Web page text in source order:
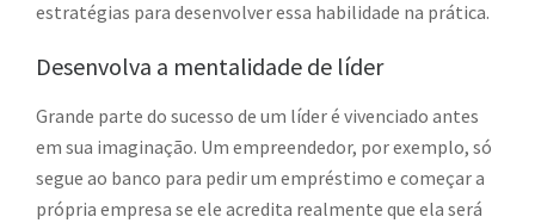
estratégias para desenvolver essa habilidade na prática.
Desenvolva a mentalidade de líder
Grande parte do sucesso de um líder é vivenciado antes
em sua imaginação. Um empreendedor, por exemplo, só
segue ao banco para pedir um empréstimo e começar a
própria empresa se ele acredita realmente que ela será